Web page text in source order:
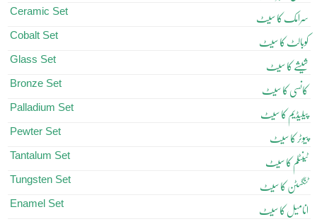
Ceramic Set سرامک کا سیٹ
Cobalt Set کوبالٹ کا سیٹ
Glass Set شیشے کا سیٹ
Bronze Set کانسی کا سیٹ
Palladium Set پیلیڈیم کا سیٹ
Pewter Set پیوٹر کا سیٹ
Tantalum Set ٹینٹلم کا سیٹ
Tungsten Set ٹنگسٹن کا سیٹ
Enamel Set انامیل کا سیٹ